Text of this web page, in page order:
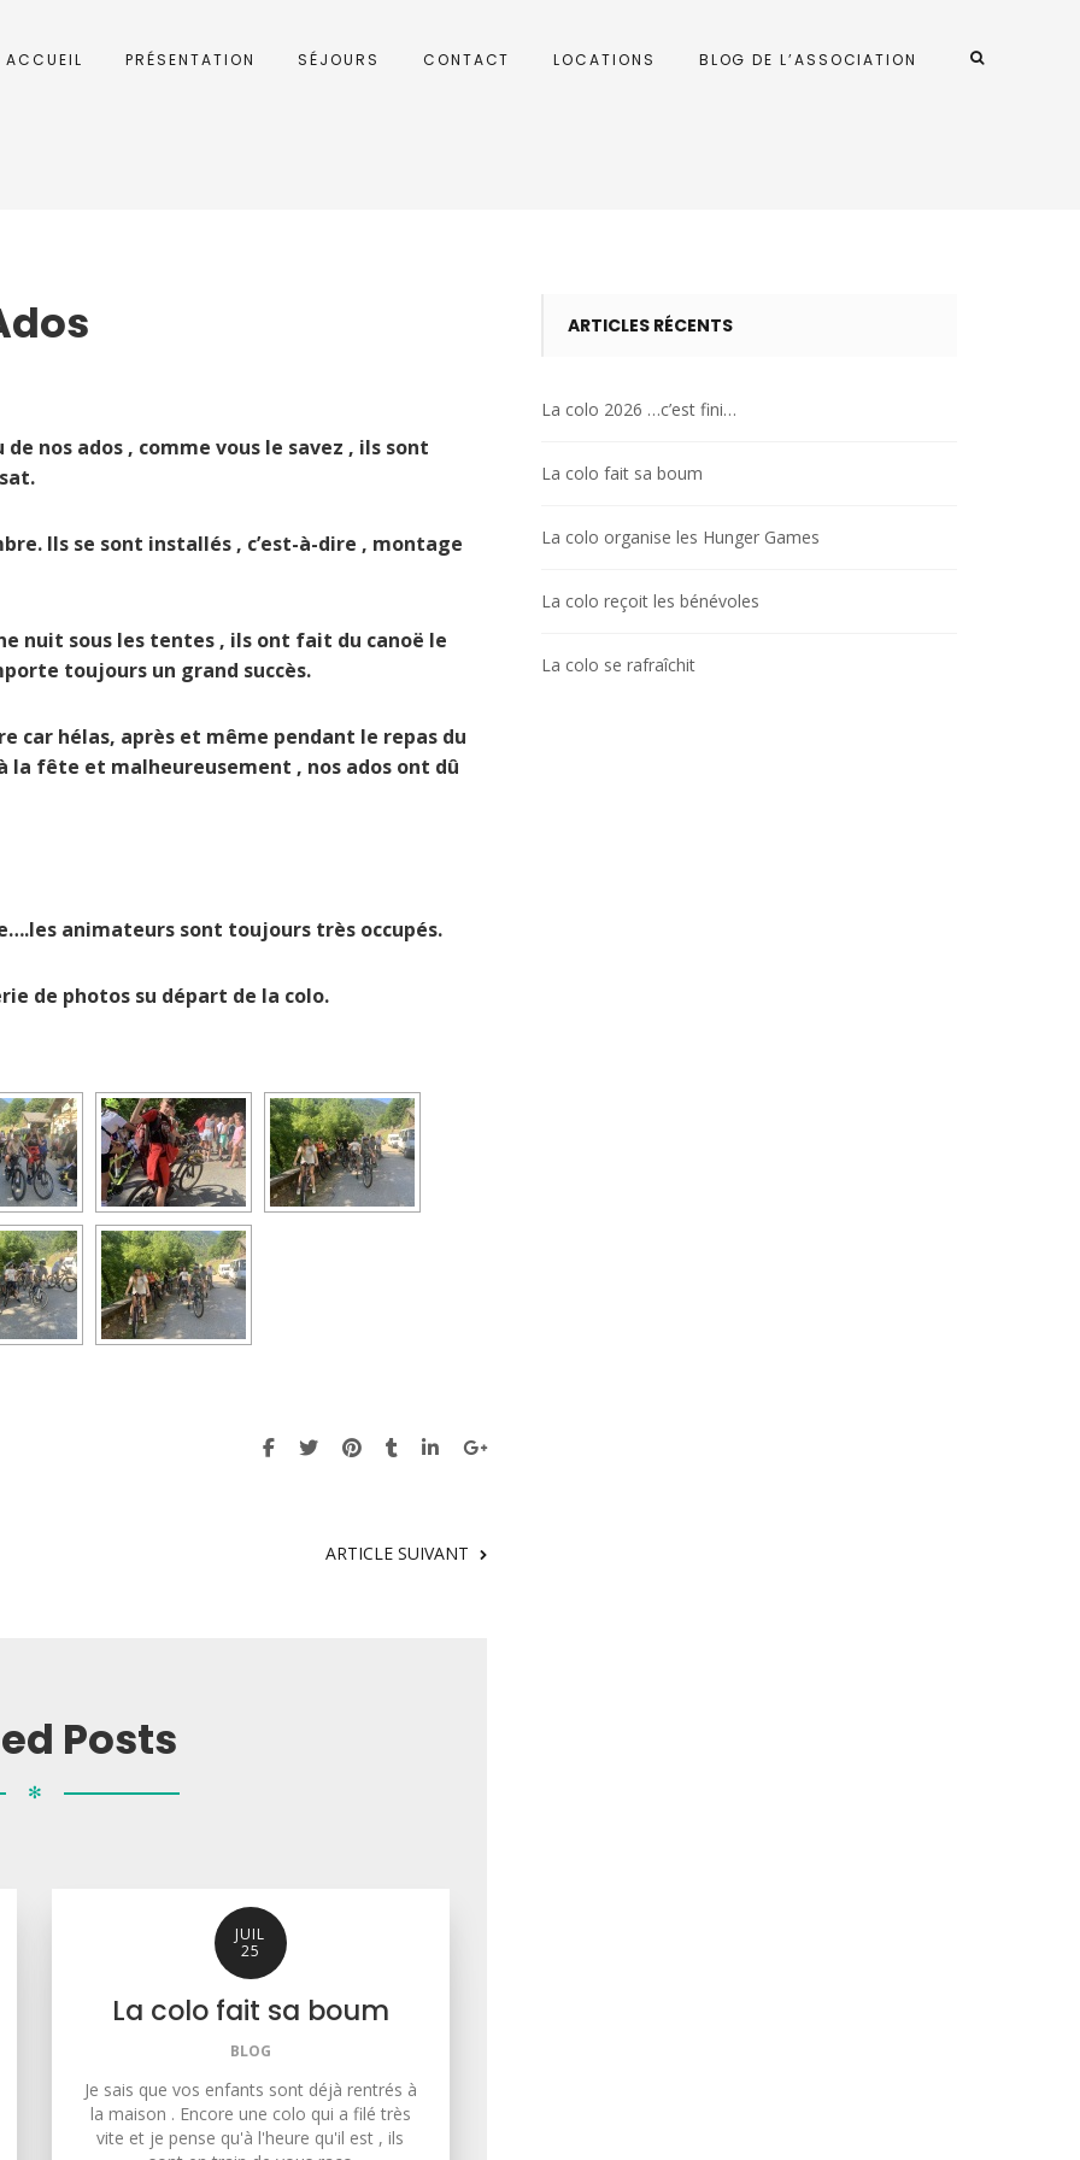
ACCUEIL PRÉSENTATION SÉJOURS CONTACT LOCATIONS BLOG DE L’ASSOCIATION
nos ados , comme vous le savez , ils sont
Ils se sont installés , c’est-à-dire , montage
nuit sous les tentes , ils ont fait du canoë le
toujours un grand succès.
car hélas, après et même pendant le repas du
la fête et malheureusement , nos ados ont dû
animateurs sont toujours très occupés.
galerie de photos su départ de la colo.
ARTICLE SUIVANT
Posts
✻
JUIL
25
La colo fait sa boum
BLOG
Je sais que vos enfants sont déjà rentrés à
la maison . Encore une colo qui a filé très
vite et je pense qu'à l'heure qu'il est , ils
ARTICLES RÉCENTS
La colo 2026 …c’est fini…
La colo fait sa boum
La colo organise les Hunger Games
La colo reçoit les bénévoles
La colo se rafraîchit